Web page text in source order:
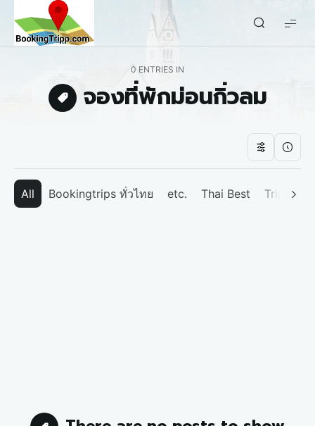
bookingtripp.com
0 ENTRIES IN
จองที่พักม่อนกิ่วลม
All Bookingtrips ทั่วไทย etc. Thai Best Tripp